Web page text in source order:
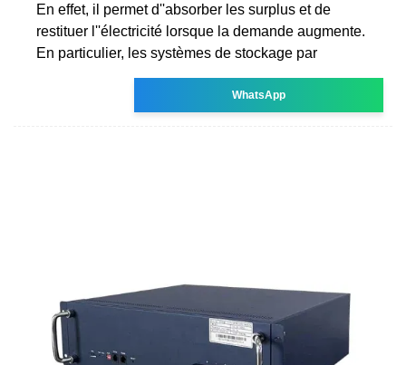
En effet, il permet d''absorber les surplus et de
restituer l''électricité lorsque la demande augmente.
En particulier, les systèmes de stockage par
WhatsApp